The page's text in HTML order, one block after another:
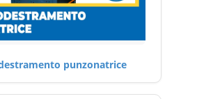
punzonatrice